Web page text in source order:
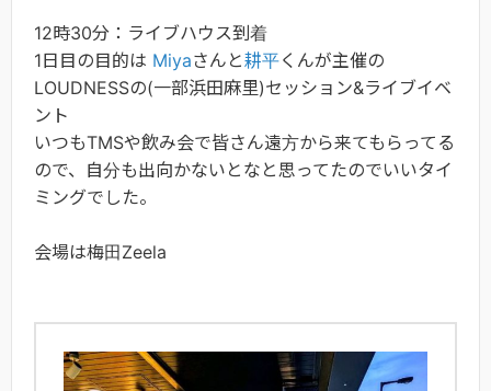
12時30分：ライブハウス到着
1日目の目的は Miyaさんと耕平くんが主催の
LOUDNESSの(一部浜田麻里)セッション&ライブイベ
ント
いつもTMSや飲み会で皆さん遠方から来てもらってる
ので、自分も出向かないとなと思ってたのでいいタイ
ミングでした。
会場は梅田Zeela